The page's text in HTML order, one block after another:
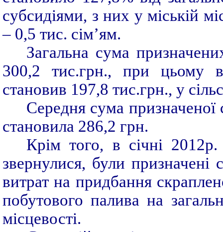
субсидіями, з них у міській
– 0,5 тис. сім’ям.
Загальна сума
300,2 тис.грн., при цьому в
становив 197,8 тис.грн., у
Середня сума призначеної
становила 286,2 грн.
Крім того, в січні
звернулися, були призначені
витрат на придбання
побутового палива на
місцевості.